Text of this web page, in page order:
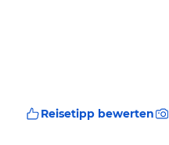
Reisetipp bewerten